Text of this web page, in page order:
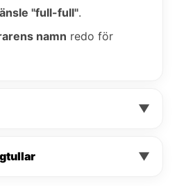
"full-full".
namn redo för
▼
▼